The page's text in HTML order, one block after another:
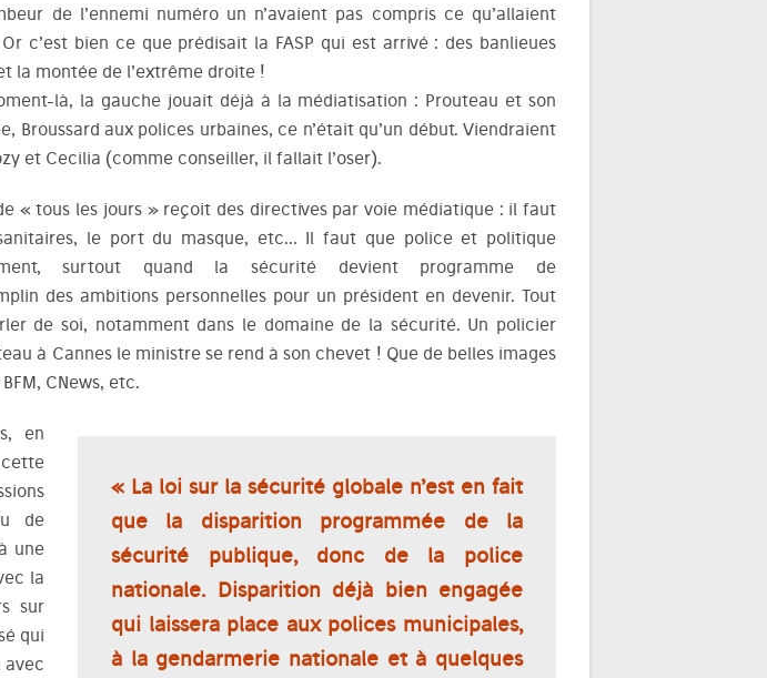
de l’ennemi numéro un n’avaient pas compris ce qu’allaient
c’est bien ce que prédisait la FASP qui est arrivé : des banlieues
la montée de l’extrême droite !
là, la gauche jouait déjà à la médiatisation : Prouteau et son
Broussard aux polices urbaines, ce n’était qu’un début. Viendraient
et Cecilia (comme conseiller, il fallait l’oser).
« tous les jours » reçoit des directives par voie médiatique : il faut
le port du masque, etc… Il faut que police et politique
surtout quand la sécurité devient programme de
des ambitions personnelles pour un président en devenir. Tout
de soi, notamment dans le domaine de la sécurité. Un policier
à Cannes le ministre se rend à son chevet ! Que de belles images
CNews, etc.
« La loi sur la sécurité globale n’est en fait
que la disparition programmée de la
sécurité publique, donc de la police
nationale. Disparition déjà bien engagée
qui laissera place aux polices municipales,
à la gendarmerie nationale et à quelques
en
de
une
la
sur
qui
avec